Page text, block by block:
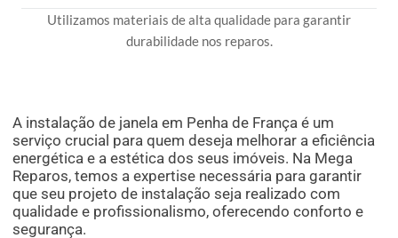
Utilizamos materiais de alta qualidade para garantir
durabilidade nos reparos.
A instalação de janela em Penha de França é um
serviço crucial para quem deseja melhorar a eficiência
energética e a estética dos seus imóveis. Na Mega
Reparos, temos a expertise necessária para garantir
que seu projeto de instalação seja realizado com
qualidade e profissionalismo, oferecendo conforto e
segurança.